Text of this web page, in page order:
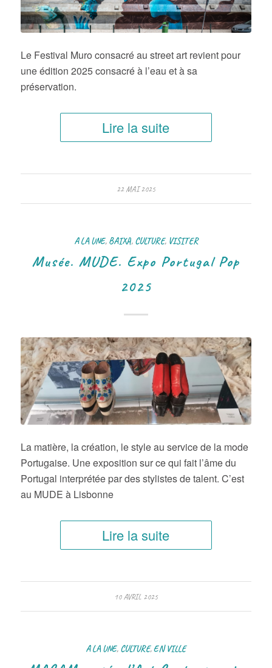
Le Festival Muro consacré au street art revient pour
une édition 2025 consacré à l’eau et à sa
préservation.
Lire la suite
22 MAI 2025
A LA UNE, BAIXA, CULTURE, VISITER
Musée. MUDE. Expo Portugal Pop
2025
La matière, la création, le style au service de la mode
Portugaise. Une exposition sur ce qui fait l’âme du
Portugal interprétée par des stylistes de talent. C’est
au MUDE à Lisbonne
Lire la suite
10 AVRIL 2025
A LA UNE, CULTURE,EN VILLE